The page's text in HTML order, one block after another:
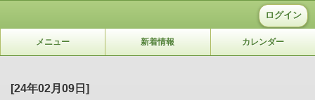
ログイン
メニュー 新着情報 カレンダー
[24年02月09日]